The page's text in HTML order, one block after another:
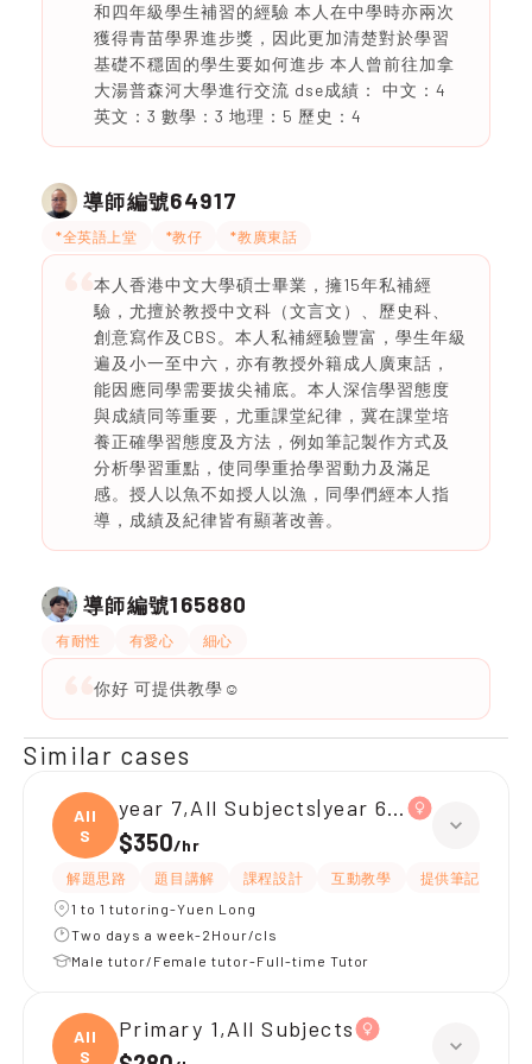
和四年級學生補習的經驗 本人在中學時亦兩次
獲得青苗學界進步獎，因此更加清楚對於學習
基礎不穩固的學生要如何進步 本人曾前往加拿
大湯普森河大學進行交流 dse成績： 中文：4
英文：3 數學：3 地理：5 歷史：4
導師編號64917
*全英語上堂 *教仔 *教廣東話
本人香港中文大學碩士畢業，擁15年私補經
驗，尤擅於教授中文科（文言文）、歷史科、
創意寫作及CBS。本人私補經驗豐富，學生年級
遍及小一至中六，亦有教授外籍成人廣東話，
能因應同學需要拔尖補底。本人深信學習態度
與成績同等重要，尤重課堂紀律，冀在課堂培
養正確學習態度及方法，例如筆記製作方式及
分析學習重點，使同學重拾學習動力及滿足
感。授人以魚不如授人以漁，同學們經本人指
導，成績及紀律皆有顯著改善。
導師編號165880
有耐性 有愛心 細心
你好 可提供教學☺️
Similar cases
All
S
year 7,All Subjects|year 6,All Subjects
$350/hr
解題思路 題目講解 課程設計 互動教學 提供筆記
1 to 1 tutoring-Yuen Long
Two days a week-2Hour/cls
Male tutor/Female tutor-Full-time Tutor
All
S
Primary 1,All Subjects